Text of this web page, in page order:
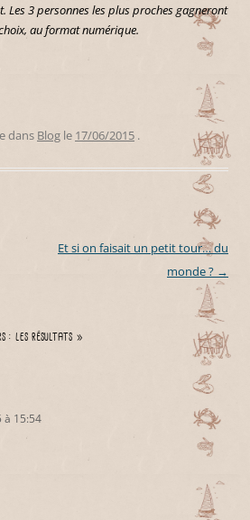
Les 3 personnes les plus proches gagneront
au format numérique.
dans Blog le 17/06/2015 .
Et si on faisait un petit tour… du
monde ? →
: les résultats »
à 15:54